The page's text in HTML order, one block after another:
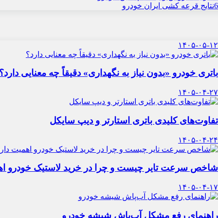
6نتایج قرعه کشی ایران خودرو
۱۴۰۵-۰۵-۱۲
باتری خودرو «بدون نیاز به نگهداری» دقیقاً چه معنایی دارد؟
۱۴۰۵-۰۴-۲۷
تفاوت‌های کلیدی باتری استارتر و دیپ سایکل
۱۴۰۵-۰۴-۲۴
شاخص سرعت تایر چیست و چرا در خرید لاستیک خودرو
۱۴۰۵-۰۴-۱۷
راهنمای رفع مشکل آب‌پاش شیشه خودرو